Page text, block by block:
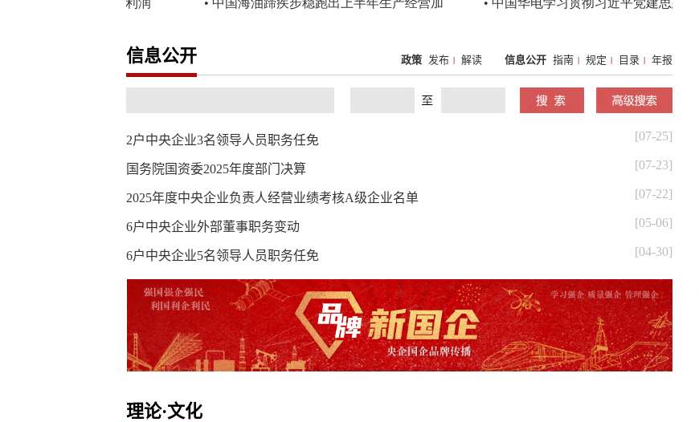
政策 发布 | 解读 信息公开 指南 | 规定 | 目录 | 年报
信息公开
2户中央企业3名领导人员职务任免 [07-25]
国务院国资委2025年度部门决算 [07-23]
2025年度中央企业负责人经营业绩考核A级企业名单 [07-22]
6户中央企业外部董事职务变动 [05-06]
6户中央企业5名领导人员职务任免 [04-30]
理论·文化